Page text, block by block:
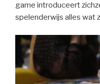
game introduceert
spelenderwijs alles wat